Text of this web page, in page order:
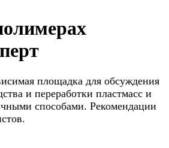
площадка для обсуждения
и переработки пластмасс и
способами. Рекомендации